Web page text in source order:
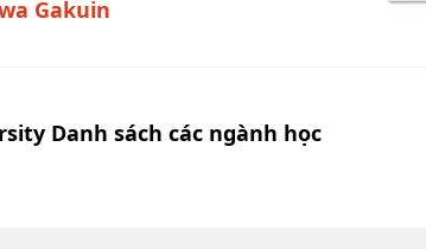
Gakuin
Danh sách các ngành học